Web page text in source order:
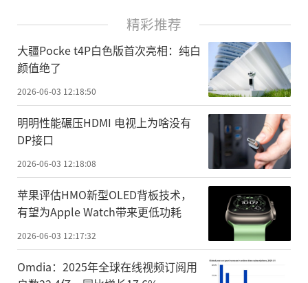
精彩推荐
大疆Pocke t4P白色版首次亮相：纯白
颜值绝了
2026-06-03 12:18:50
明明性能碾压HDMI 电视上为啥没有
DP接口
2026-06-03 12:18:08
苹果评估HMO新型OLED背板技术，
有望为Apple Watch带来更低功耗
2026-06-03 12:17:32
Omdia：2025年全球在线视频订阅用